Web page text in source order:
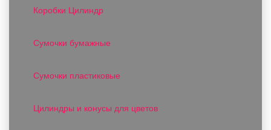
Коробки Цилиндр
Сумочки бумажные
Сумочки пластиковые
Цилиндры и конусы для цветов